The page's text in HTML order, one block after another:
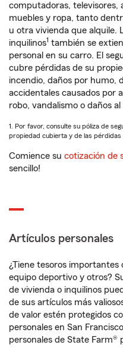
computadoras, televisores,
muebles y ropa, tanto
u otra vivienda que alquile.
inquilinos1 también se
personal en su carro. El
cubre pérdidas de su
incendio, daños por humo,
accidentales causados por
robo, vandalismo o daños al
1. Por favor, consulte su póliza de
propiedad cubierta y de las pérdidas
Comience su cotización de
sencillo!
Artículos personales
¿Tiene tesoros importantes
equipo deportivo y otros?
de vivienda o inquilinos
de sus artículos más
de valor estén protegidos
personales en San
personales de State Farm®